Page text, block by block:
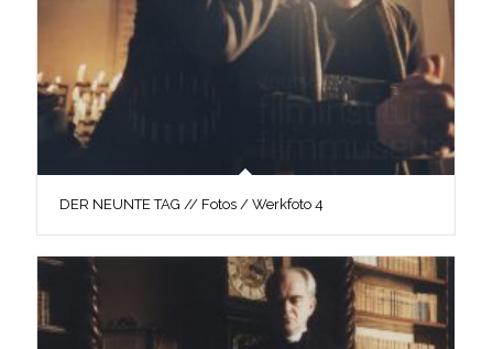
DER NEUNTE TAG // Fotos / Werkfoto 4